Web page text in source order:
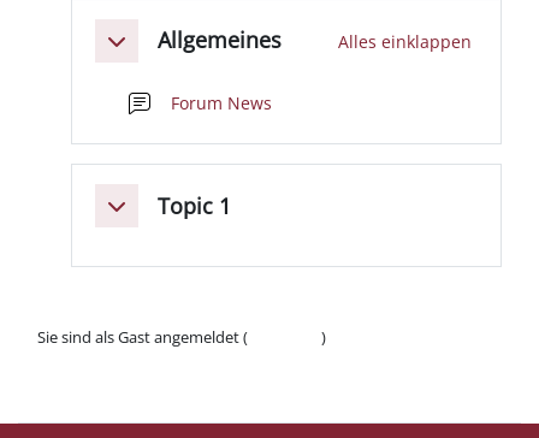
EinklappenAllgemeines Alles einklappen
Forum News
Einklappen
Topic 1
Sie sind als Gast angemeldet (
)